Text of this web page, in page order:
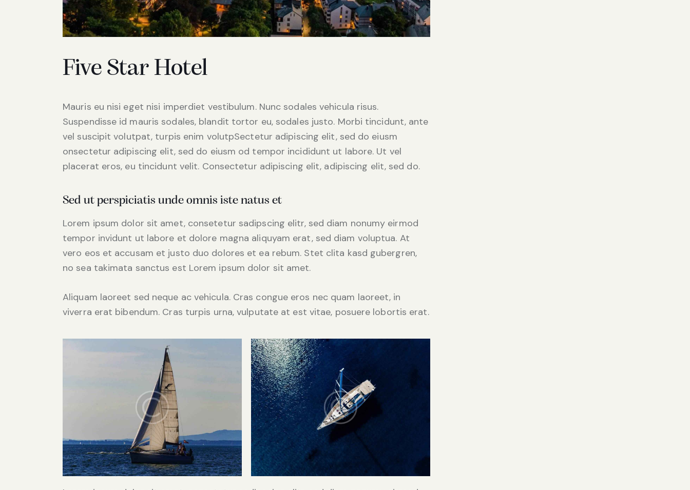
Five Star Hotel
Mauris eu nisi eget nisi imperdiet vestibulum. Nunc sodales vehicula risus.
Suspendisse id mauris sodales, blandit tortor eu, sodales justo. Morbi tincidunt, ante
vel suscipit volutpat, turpis enim volutpSectetur adipiscing elit, sed do eiusm
onsectetur adipiscing elit, sed do eiusm od tempor incididunt ut labore. Ut vel
placerat eros, eu tincidunt velit. Consectetur adipiscing elit, adipiscing elit, sed do.
Sed ut perspiciatis unde omnis iste natus et
Lorem ipsum dolor sit amet, consetetur sadipscing elitr, sed diam nonumy eirmod
tempor invidunt ut labore et dolore magna aliquyam erat, sed diam voluptua. At
vero eos et accusam et justo duo dolores et ea rebum. Stet clita kasd gubergren,
no sea takimata sanctus est Lorem ipsum dolor sit amet.
Aliquam laoreet sed neque ac vehicula. Cras congue eros nec quam laoreet, in
viverra erat bibendum. Cras turpis urna, vulputate at est vitae, posuere lobortis erat.